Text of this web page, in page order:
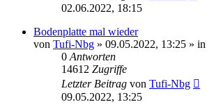
02.06.2022, 18:15
Bodenplatte mal wieder
von Tufi-Nbg » 09.05.2022, 13:25 » in
0 Antworten
14612 Zugriffe
Letzter Beitrag von Tufi-Nbg
09.05.2022, 13:25